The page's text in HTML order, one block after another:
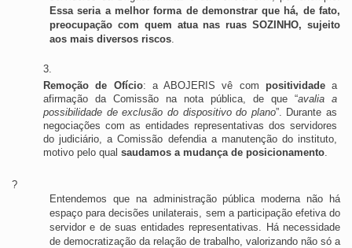
Essa seria a melhor forma de demonstrar que há, de fato,
preocupação com quem atua nas ruas SOZINHO, sujeito
aos mais diversos riscos
Remoção de Ofício: a ABOJERIS vê com positividade a
afirmação da Comissão na nota pública, de que “avalia a
possibilidade de exclusão do dispositivo do plano”. Durante as
negociações com as entidades representativas dos servidores
do judiciário, a Comissão defendia a manutenção do instituto,
motivo pelo qual saudamos a mudança de posicionamento
?
Entendemos que na administração pública moderna não há
espaço para decisões unilaterais, sem a participação efetiva do
servidor e de suas entidades representativas. Há necessidade
de democratização da relação de trabalho, valorizando não só a